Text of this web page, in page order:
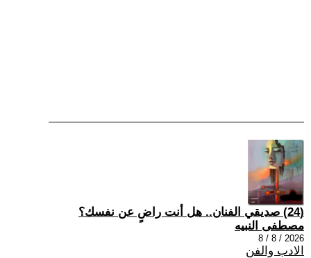
(24) صديقي الفنان.. هل أنت راضٍ عن نفسك؟
مصطفى النبيه
2026 / 8 / 8
الادب والفن